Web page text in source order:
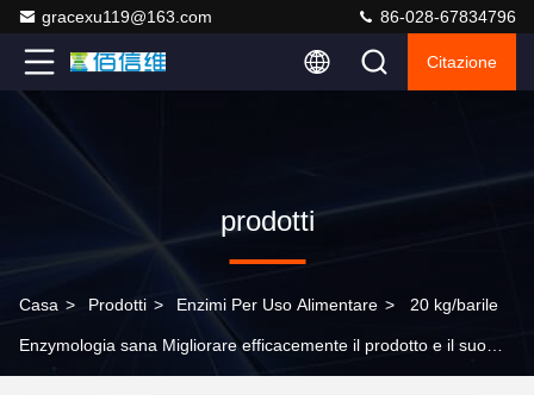
gracexu119@163.com 86-028-67834796
Citazione
prodotti
Casa > Prodotti > Enzimi Per Uso Alimentare > 20 kg/barile
Enzymologia sana Migliorare efficacemente il prodotto e il suo